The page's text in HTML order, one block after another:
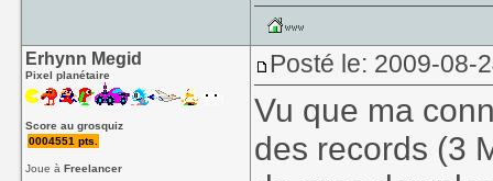
Erhynn Megid
Pixel planétaire
Score au grosquiz
0004551 pts.
Joue àFreelancer
Posté le: 2009-08-
Vu que ma
des records (3